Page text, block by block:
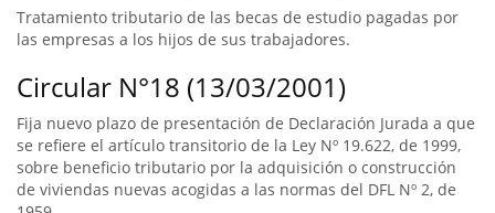
Tratamiento tributario de las becas de estudio pagadas por
las empresas a los hijos de sus trabajadores.
Circular N°18 (13/03/2001)
Fija nuevo plazo de presentación de Declaración Jurada a que
se refiere el artículo transitorio de la Ley Nº 19.622, de 1999,
sobre beneficio tributario por la adquisición o construcción
de viviendas nuevas acogidas a las normas del DFL Nº 2, de